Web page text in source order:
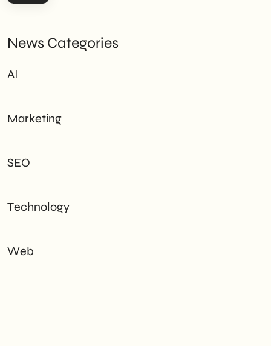
News Categories
AI
Marketing
SEO
Technology
Web